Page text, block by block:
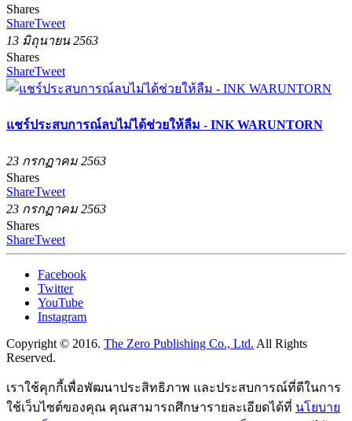
Shares
ShareTweet
13 มิถุนายน 2563
Shares
ShareTweet
แชร์ประสบการณ์ลบไม่ได้ช่วยให้ลืม - INK WARUNTORN
23 กรกฏาคม 2563
Shares
ShareTweet
23 กรกฏาคม 2563
Shares
ShareTweet
Facebook
Twitter
YouTube
Instagram
Copyright © 2016. The Zero Publishing Co., Ltd. All Rights
Reserved.
เราใช้คุกกี้เพื่อพัฒนาประสิทธิภาพ และประสบการณ์ที่ดีในการ
ใช้เว็บไซต์ของคุณ คุณสามารถศึกษารายละเอียดได้ที่ นโยบาย